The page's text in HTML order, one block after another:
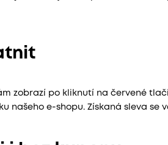
zobrazí po kliknutí na červené
našeho e-shopu. Získaná sleva se